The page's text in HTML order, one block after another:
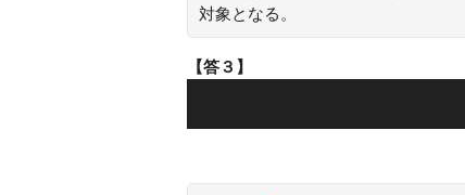
対象となる。
【答３】